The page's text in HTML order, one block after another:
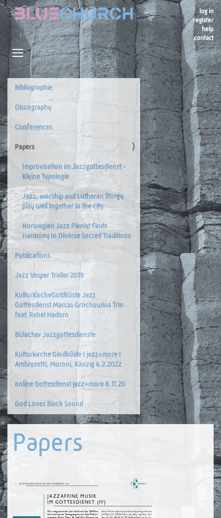
log in
register
help
contact
NavigationToggle navigation
Navigation
Bibliographie
Discography
Conferences
Papers
Improvisation im Jazzgottesdienst -
Kleine Typologie
Jazz, worship and Lutheran liturgy
play well together in the city
Norwegian Jazz Pianist Finds
Harmony In Diverse Sacred Traditions
Publications
Jazz Vesper Trailer 2019
KulturKircheGoldküste Jazz
Gottesdienst Marcin Grochowina Trio
feat. Rahel Hadorn
Bülacher Jazzgottesdienste
Kulturkirche Glodküste I jazz+more I
Ambrosetti, Moroni, Känzig 4.2.2022
online Gottesdienst jazz+more 8.11.20
God Loves Black Sound
Papers